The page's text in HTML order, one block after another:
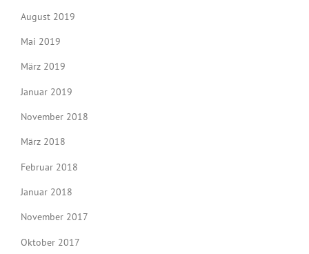
August 2019
Mai 2019
März 2019
Januar 2019
November 2018
März 2018
Februar 2018
Januar 2018
November 2017
Oktober 2017